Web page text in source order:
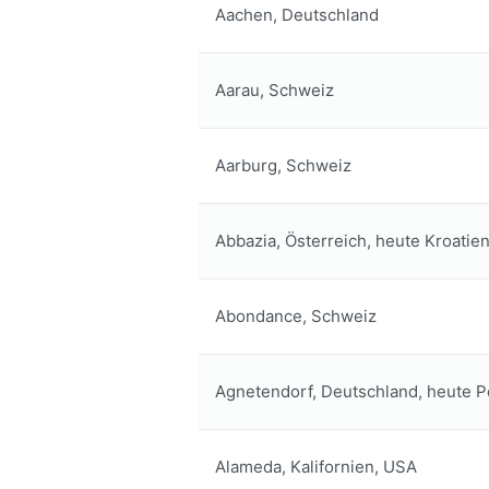
Aachen, Deutschland
Aarau, Schweiz
Aarburg, Schweiz
Abbazia, Österreich, heute Kroatien
Abondance, Schweiz
Agnetendorf, Deutschland, heute
Alameda, Kalifornien, USA